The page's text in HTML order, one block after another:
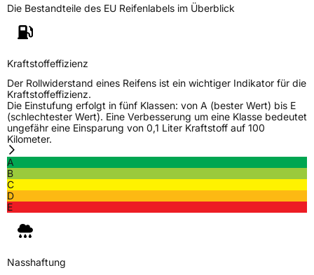
Die Bestandteile des EU Reifenlabels im Überblick
Kraftstoffeffizienz
Der Rollwiderstand eines Reifens ist ein wichtiger Indikator für die
Kraftstoffeffizienz.
Die Einstufung erfolgt in fünf Klassen: von A (bester Wert) bis E
(schlechtester Wert). Eine Verbesserung um eine Klasse bedeutet
ungefähr eine Einsparung von 0,1 Liter Kraftstoff auf 100
Kilometer.
A
B
C
D
E
Nasshaftung